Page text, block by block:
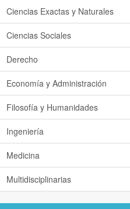
Ciencias Exactas y Naturales
Ciencias Sociales
Derecho
Economía y Administración
Filosofía y Humanidades
Ingeniería
Medicina
Multidisciplinarias